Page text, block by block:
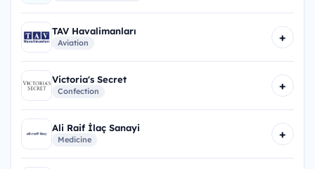
TAV Havalimanları
Aviation +
Victoria's Secret
Confection +
Ali Raif İlaç Sanayi
Medicine +